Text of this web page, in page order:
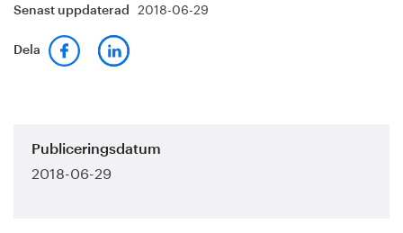
Senast uppdaterad 2018-06-29
Dela
Publiceringsdatum
2018-06-29